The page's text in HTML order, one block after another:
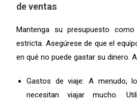
de ventas
Mantenga su presupuesto
estricta. Asegúrese de que el
en qué no puede gastar su dinero.
Gastos de viaje: A menudo,
necesitan viajar mucho.